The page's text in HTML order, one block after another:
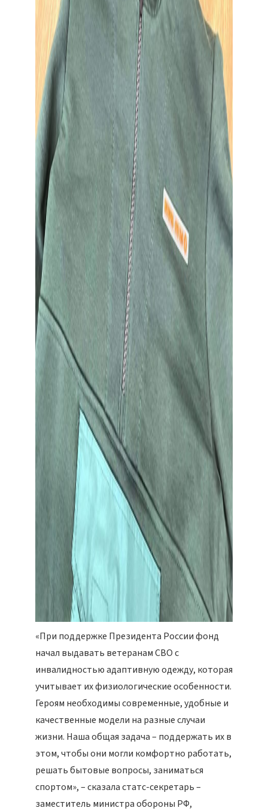
«При поддержке Президента России фонд
начал выдавать ветеранам СВО с
инвалидностью адаптивную одежду, которая
учитывает их физиологические особенности.
Героям необходимы современные, удобные и
качественные модели на разные случаи
жизни. Наша общая задача – поддержать их в
этом, чтобы они могли комфортно работать,
решать бытовые вопросы, заниматься
спортом», – сказала статс-секретарь –
заместитель министра обороны РФ,